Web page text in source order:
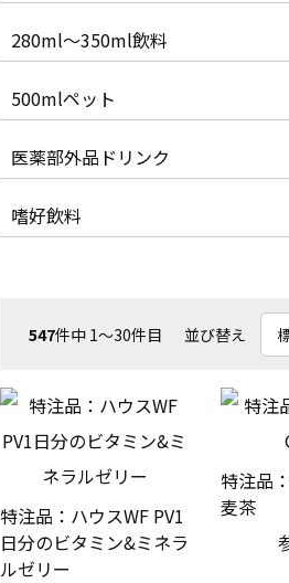
280ml～350ml飲料
500mlペット
医薬部外品ドリンク
嗜好飲料
547件中 1〜30件目 並び替え
特注品：ハウスWF PV1
日分のビタミン&ミネラ
ルゼリー
特注品
麦茶